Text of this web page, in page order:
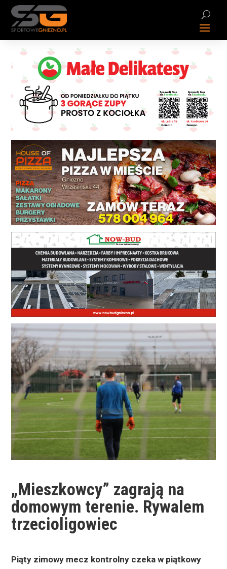
„Mieszkowcy” zagrają na
domowym terenie. Rywalem
trzecioligowiec
Piąty zimowy mecz kontrolny czeka w piątkowy